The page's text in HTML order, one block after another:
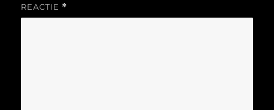
REACTIE *